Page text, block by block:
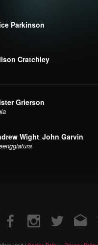
Parkinson
Cratchley
Grierson
Wight,John Garvin